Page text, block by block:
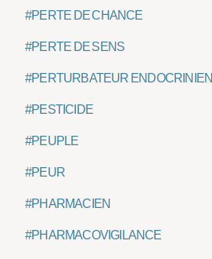
#PERTE DE CHANCE
#PERTE DE SENS
#PERTURBATEUR ENDOCRINIEN
#PESTICIDE
#PEUPLE
#PEUR
#PHARMACIEN
#PHARMACOVIGILANCE